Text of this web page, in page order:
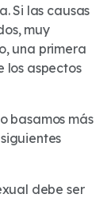
Si las causas
muy
una primera
aspectos
basamos más
debe ser